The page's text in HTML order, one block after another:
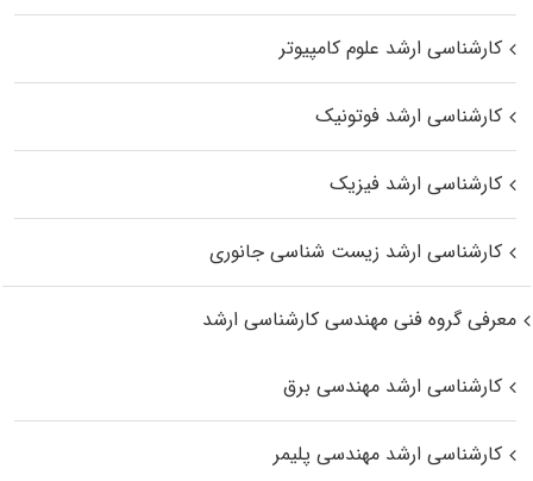
کارشناسی ارشد علوم کامپیوتر
کارشناسی ارشد فوتونیک
کارشناسی ارشد فیزیک
کارشناسی ارشد زیست‌ شناسی جانوری
معرفی گروه فنی مهندسی کارشناسی ارشد
کارشناسی ارشد مهندسی برق
کارشناسی ارشد مهندسی پلیمر